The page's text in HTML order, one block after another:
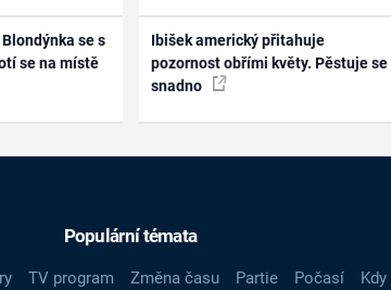
se s
se na místě
Ibišek americký přitahuje
pozornost obřími květy. Pěstuje se
snadno
Populární témata
TV program Změna času Partie Počasí